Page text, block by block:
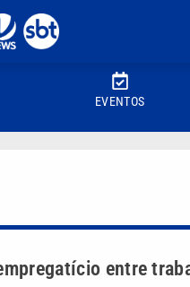
EVENTOS
entre